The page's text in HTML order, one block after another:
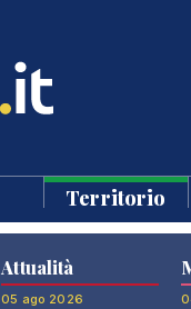
Territorio
Attualità
05 ago 2026